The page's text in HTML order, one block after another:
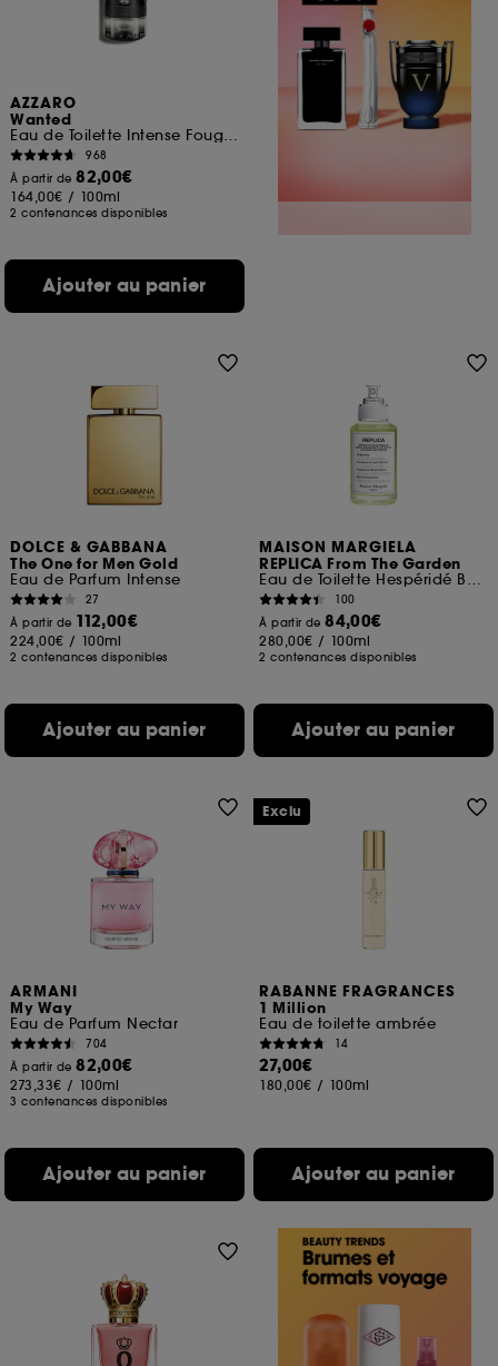
AZZARO
Wanted
Eau de Toilette Intense Fougère Aromatique
968
À partir de82,00€
164,00€ / 100ml
2 contenances disponibles
Ajouter au panier
DOLCE & GABBANA
The One for Men Gold
Eau de Parfum Intense
27
À partir de 112,00€
224,00€ / 100ml
2 contenances disponibles
Ajouter au panier
MAISON MARGIELA
REPLICA From The Garden
Eau de Toilette Hespéridé Boisée
100
À partir de84,00€
280,00€ / 100ml
2 contenances disponibles
Ajouter au panier
ARMANI
My Way
Eau de Parfum Nectar
704
À partir de82,00€
273,33€ / 100ml
3 contenances disponibles
Ajouter au panier
RABANNE FRAGRANCES
1 Million
Eau de toilette ambrée
14
27,00€
180,00€ / 100ml
Ajouter au panier
Exclu